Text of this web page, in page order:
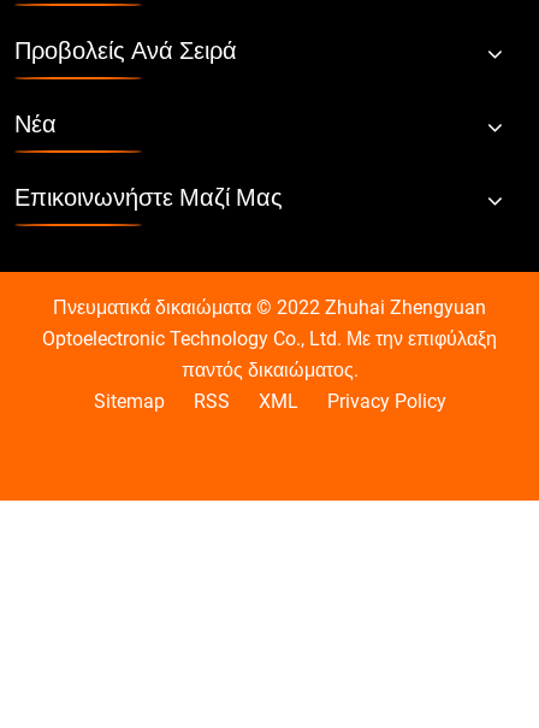
Προβολείς Ανά Σειρά
Νέα
Επικοινωνήστε Μαζί Μας
Πνευματικά δικαιώματα © 2022 Zhuhai Zhengyuan
Optoelectronic Technology Co., Ltd. Με την επιφύλαξη
παντός δικαιώματος.
Sitemap
RSS XML Privacy Policy